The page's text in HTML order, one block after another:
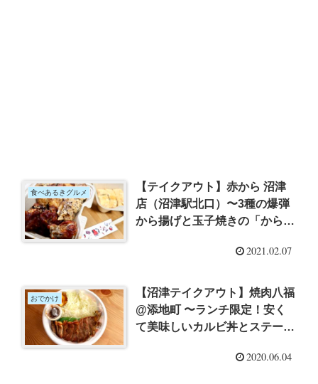
食べあるきグルメ
【テイクアウト】赤から 沼津
店（沼津駅北口）〜3種の爆弾
から揚げと玉子焼きの「からた
2021.02.07
おでかけ
【沼津テイクアウト】焼肉八福
@添地町 〜ランチ限定！安く
て美味しいカルビ丼とステーキ
2020.06.04